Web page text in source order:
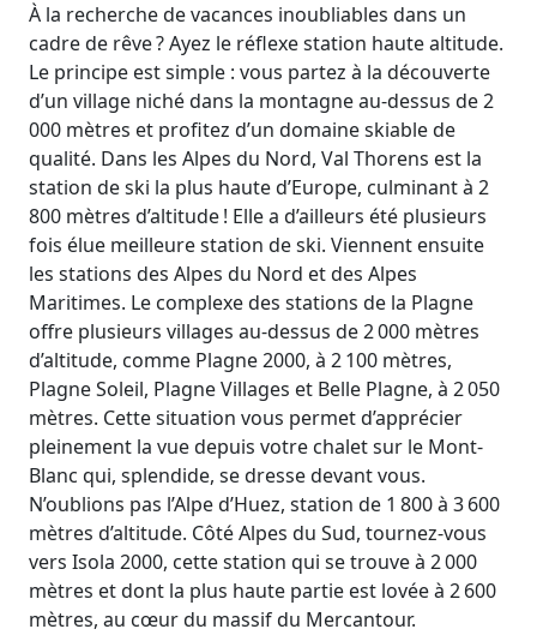
À la recherche de vacances inoubliables dans un
cadre de rêve ? Ayez le réflexe station haute altitude.
Le principe est simple : vous partez à la découverte
d’un village niché dans la montagne au-dessus de 2
000 mètres et profitez d’un domaine skiable de
qualité. Dans les Alpes du Nord, Val Thorens est la
station de ski la plus haute d’Europe, culminant à 2
800 mètres d’altitude ! Elle a d’ailleurs été plusieurs
fois élue meilleure station de ski. Viennent ensuite
les stations des Alpes du Nord et des Alpes
Maritimes. Le complexe des stations de la Plagne
offre plusieurs villages au-dessus de 2 000 mètres
d’altitude, comme Plagne 2000, à 2 100 mètres,
Plagne Soleil, Plagne Villages et Belle Plagne, à 2 050
mètres. Cette situation vous permet d’apprécier
pleinement la vue depuis votre chalet sur le Mont-
Blanc qui, splendide, se dresse devant vous.
N’oublions pas l’Alpe d’Huez, station de 1 800 à 3 600
mètres d’altitude. Côté Alpes du Sud, tournez-vous
vers Isola 2000, cette station qui se trouve à 2 000
mètres et dont la plus haute partie est lovée à 2 600
mètres, au cœur du massif du Mercantour.